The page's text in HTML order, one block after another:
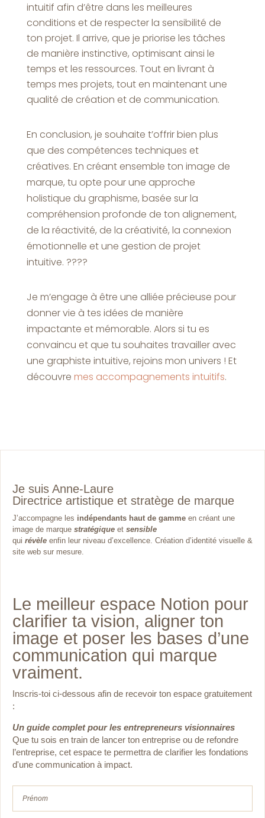
intuitif afin d’être dans les meilleures
conditions et de respecter la sensibilité de
ton projet. Il arrive, que je priorise les tâches
de manière instinctive, optimisant ainsi le
temps et les ressources. Tout en livrant à
temps mes projets, tout en maintenant une
qualité de création et de communication.
En conclusion, je souhaite t’offrir bien plus
que des compétences techniques et
créatives. En créant ensemble ton image de
marque, tu opte pour une approche
holistique du graphisme, basée sur la
compréhension profonde de ton alignement,
de la réactivité, de la créativité, la connexion
émotionnelle et une gestion de projet
intuitive. ????
Je m’engage à être une alliée précieuse pour
donner vie à tes idées de manière
impactante et mémorable. Alors si tu es
convaincu et que tu souhaites travailler avec
une graphiste intuitive, rejoins mon univers ! Et
découvre mes accompagnements intuitifs.
Je suis Anne-Laure
Directrice artistique et stratège de marque
J’accompagne les indépendants haut de gamme en créant une
image de marque stratégique et sensible
qui révèle enfin leur niveau d’excellence. Création d’identité visuelle &
site web sur mesure.
Le meilleur espace Notion pour
clarifier ta vision, aligner ton
image et poser les bases d’une
communication qui marque
vraiment.
Inscris-toi ci-dessous afin de recevoir ton espace gratuitement
:
Un guide complet pour les entrepreneurs visionnaires
Que tu sois en train de lancer ton entreprise ou de refondre
l’entreprise, cet espace te permettra de clarifier les fondations
d'une communication à impact.